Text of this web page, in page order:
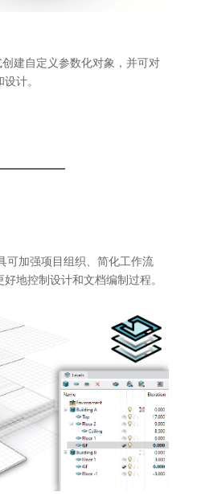
建自定义参数化对象，并可对
计。
可加强项目组织、简化工作流
地控制设计和文档编制过程。